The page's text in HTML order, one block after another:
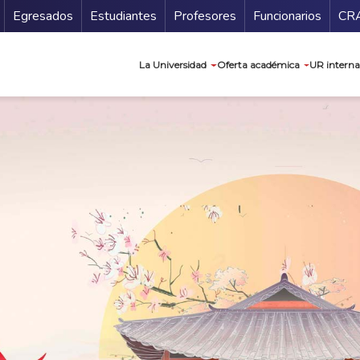
Secundario
Egresados Estudiantes Profesores Funcionarios
La Universidad Oferta académica UR